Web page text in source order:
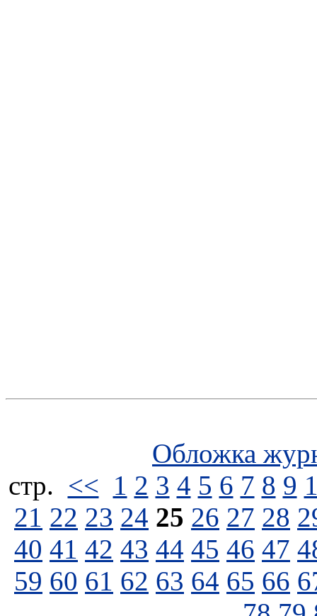
Обложка
стp. << 1 2 3 4 5 6 7 8 9
21 22 23 24 25 26 27 28
40 41 42 43 44 45 46 47
59 60 61 62 63 64 65 66